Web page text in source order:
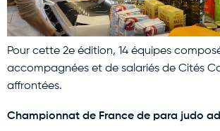
Pour cette 2e édition, 14 équipes
accompagnées et de salariés de Cités
affrontées.
Championnat de France de para judo